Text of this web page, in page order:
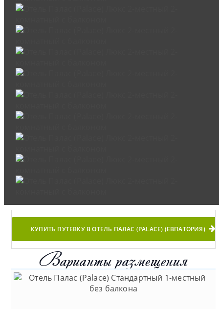
КУПИТЬ ПУТЕВКУ В ОТЕЛЬ ПАЛАС (PALACE) (ЕВПАТОРИЯ)
Варианты размещения